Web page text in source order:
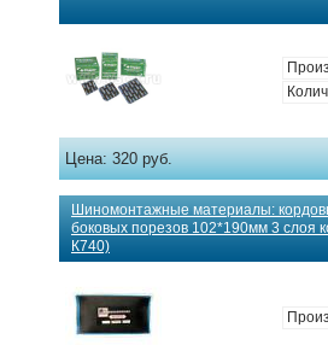
Цена: 320 руб.
Шиномонтажные материалы:
боковых порезов 102*190мм 3 слоя
К740)